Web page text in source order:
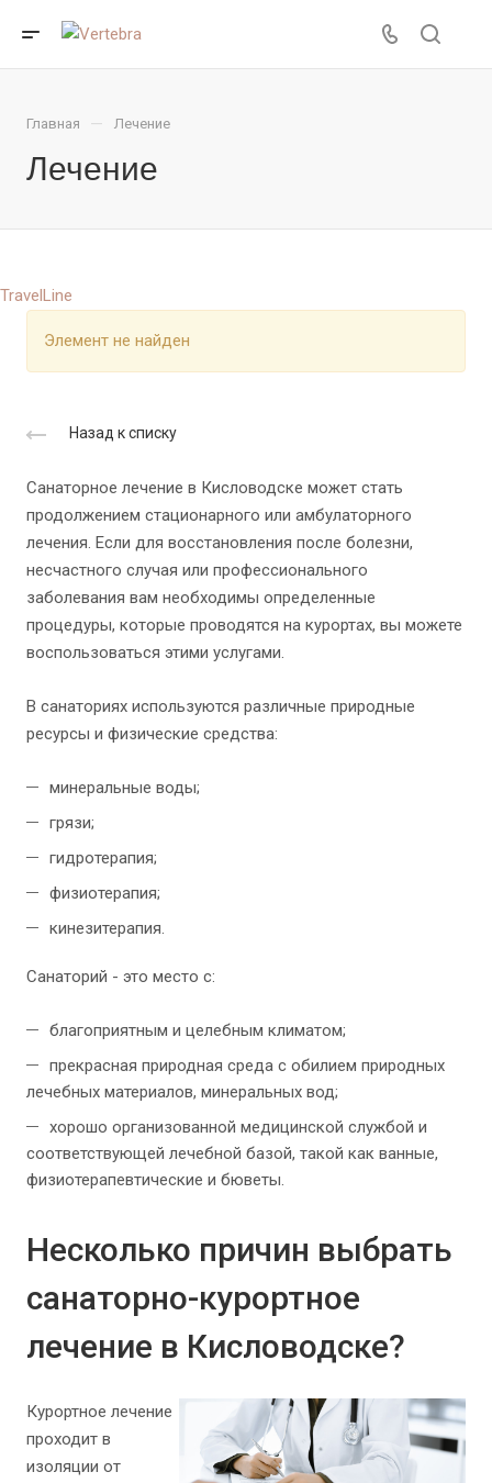
Главная — Лечение
Лечение
TravelLine
Элемент не найден
Назад к списку
Санаторное лечение в Кисловодске может стать
продолжением стационарного или амбулаторного
лечения. Если для восстановления после болезни,
несчастного случая или профессионального
заболевания вам необходимы определенные
процедуры, которые проводятся на курортах, вы можете
воспользоваться этими услугами.
В санаториях используются различные природные
ресурсы и физические средства:
минеральные воды;
грязи;
гидротерапия;
физиотерапия;
кинезитерапия.
Санаторий - это место с:
благоприятным и целебным климатом;
прекрасная природная среда с обилием природных
лечебных материалов, минеральных вод;
хорошо организованной медицинской службой и
соответствующей лечебной базой, такой как ванные,
физиотерапевтические и бюветы.
Несколько причин выбрать
санаторно-курортное
лечение в Кисловодске?
Курортное лечение
проходит в
изоляции от